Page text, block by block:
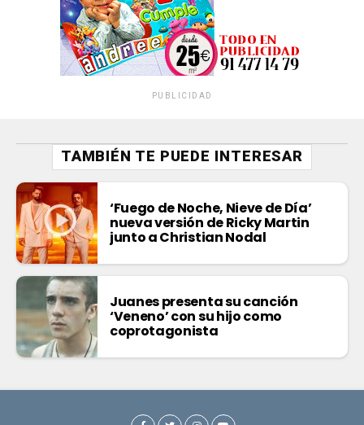
PUBLICIDAD
TAMBIÉN TE PUEDE INTERESAR
‘Fuego de Noche, Nieve de Día’
nueva versión de Ricky Martin
junto a Christian Nodal
Juanes presenta su canción
‘Veneno’ con su hijo como
coprotagonista